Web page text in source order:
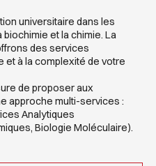
universitaire dans les
et la chimie. La
des services
et à la complexité de votre
de proposer aux
approche multi-services :
Analytiques
Biologie Moléculaire).